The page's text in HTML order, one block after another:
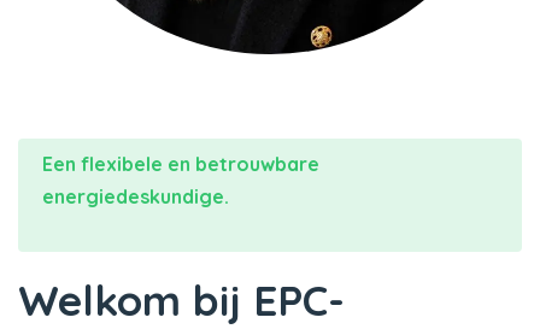
Een flexibele en betrouwbare
energiedeskundige.
Welkom bij EPC-